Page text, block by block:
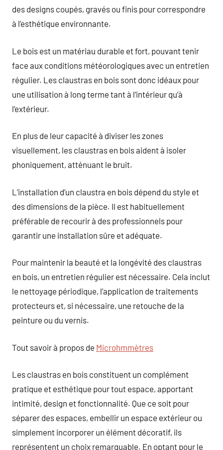
des designs coupés, gravés ou finis pour correspondre
à l’esthétique environnante.
Le bois est un matériau durable et fort, pouvant tenir
face aux conditions météorologiques avec un entretien
régulier. Les claustras en bois sont donc idéaux pour
une utilisation à long terme tant à l’intérieur qu’à
l’extérieur.
En plus de leur capacité à diviser les zones
visuellement, les claustras en bois aident à isoler
phoniquement, atténuant le bruit.
L’installation d’un claustra en bois dépend du style et
des dimensions de la pièce. Il est habituellement
préférable de recourir à des professionnels pour
garantir une installation sûre et adéquate.
Pour maintenir la beauté et la longévité des claustras
en bois, un entretien régulier est nécessaire. Cela inclut
le nettoyage périodique, l’application de traitements
protecteurs et, si nécessaire, une retouche de la
peinture ou du vernis.
Tout savoir à propos de Microhmmètres
Les claustras en bois constituent un complément
pratique et esthétique pour tout espace, apportant
intimité, design et fonctionnalité. Que ce soit pour
séparer des espaces, embellir un espace extérieur ou
simplement incorporer un élément décoratif, ils
représentent un choix remarquable. En optant pour le